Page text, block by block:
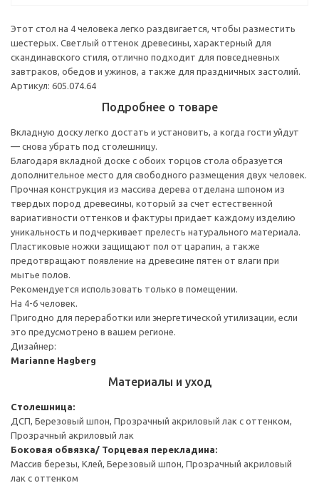
Этот стол на 4 человека легко раздвигается, чтобы разместить
шестерых. Светлый оттенок древесины, характерный для
скандинавского стиля, отлично подходит для повседневных
завтраков, обедов и ужинов, а также для праздничных застолий.
Артикул: 605.074.64
Подробнее о товаре
Вкладную доску легко достать и установить, а когда гости уйдут
— снова убрать под столешницу.
Благодаря вкладной доске с обоих торцов стола образуется
дополнительное место для свободного размещения двух человек.
Прочная конструкция из массива дерева отделана шпоном из
твердых пород древесины, который за счет естественной
вариативности оттенков и фактуры придает каждому изделию
уникальность и подчеркивает прелесть натурального материала.
Пластиковые ножки защищают пол от царапин, а также
предотвращают появление на древесине пятен от влаги при
мытье полов.
Рекомендуется использовать только в помещении.
На 4-6 человек.
Пригодно для переработки или энергетической утилизации, если
это предусмотрено в вашем регионе.
Дизайнер:
Marianne Hagberg
Материалы и уход
Столешница:
ДСП, Березовый шпон, Прозрачный акриловый лак с оттенком,
Прозрачный акриловый лак
Боковая обвязка/ Торцевая перекладина:
Массив березы, Клей, Березовый шпон, Прозрачный акриловый
лак с оттенком